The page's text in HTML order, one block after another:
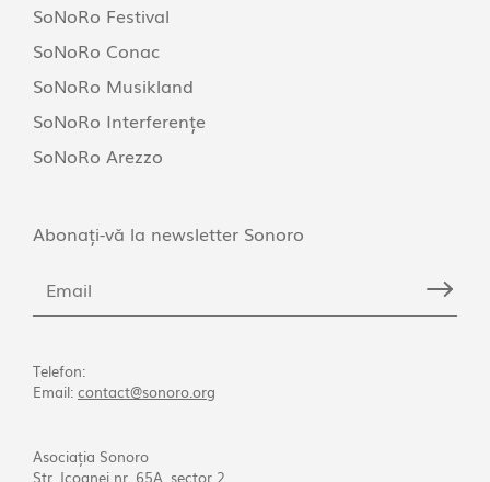
SoNoRo Festival
SoNoRo Conac
SoNoRo Musikland
SoNoRo Interferențe
SoNoRo Arezzo
Abonați-vă la newsletter Sonoro
Telefon:
Email: contact@sonoro.org
Asociația Sonoro
Str. Icoanei nr. 65A, sector 2